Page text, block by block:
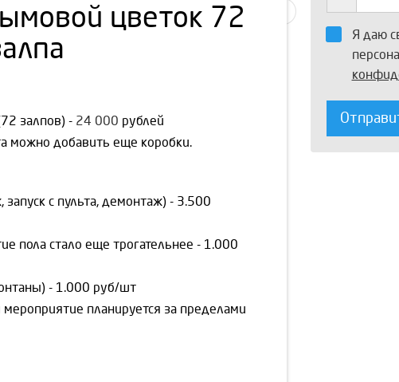
цветок 72
залпов) - 24 000 рублей
можно добавить еще коробки.
запуск с пульта, демонтаж) - 3.500
пола стало еще трогательнее - 1.000
- 1.000 руб/шт
планируется за пределами
Я даю